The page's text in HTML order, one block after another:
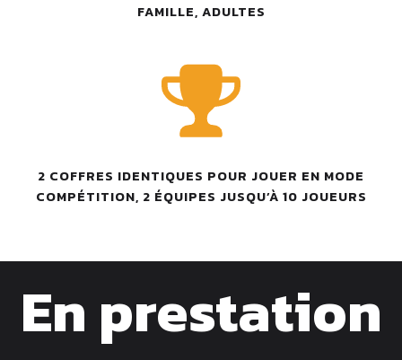
FAMILLE, ADULTES
2 COFFRES IDENTIQUES POUR JOUER EN MODE
COMPÉTITION, 2 ÉQUIPES JUSQU’À 10 JOUEURS
En prestation